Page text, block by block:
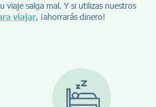
viaje salga mal. Y si utilizas nuestros
viajar, ¡ahorrarás dinero!